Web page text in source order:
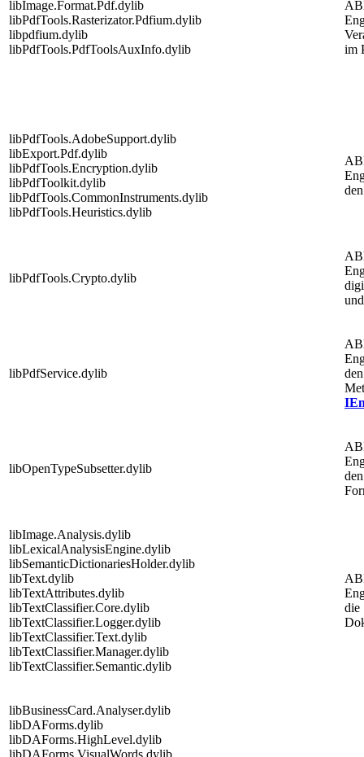
libImage.Format.Pdf.dylib
libPdfTools.Rasterizator.Pdfium.dylib
libpdfium.dylib
libPdfTools.PdfToolsAuxInfo.dylib
im
libPdfTools.AdobeSupport.dylib
libExport.Pdf.dylib
libPdfTools.Encryption.dylib
libPdfToolkit.dylib
libPdfTools.CommonInstruments.dylib
libPdfTools.Heuristics.dylib
libPdfTools.Crypto.dylib
libPdfService.dylib
libOpenTypeSubsetter.dylib
libImage.Analysis.dylib
libLexicalAnalysisEngine.dylib
libSemanticDictionariesHolder.dylib
libText.dylib
libTextAttributes.dylib
libTextClassifier.Core.dylib
libTextClassifier.Logger.dylib
libTextClassifier.Text.dylib
libTextClassifier.Manager.dylib
libTextClassifier.Semantic.dylib
die
libBusinessCard.Analyser.dylib
libDAForms.dylib
libDAForms.HighLevel.dylib
libDAForms.VisualWords.dylib